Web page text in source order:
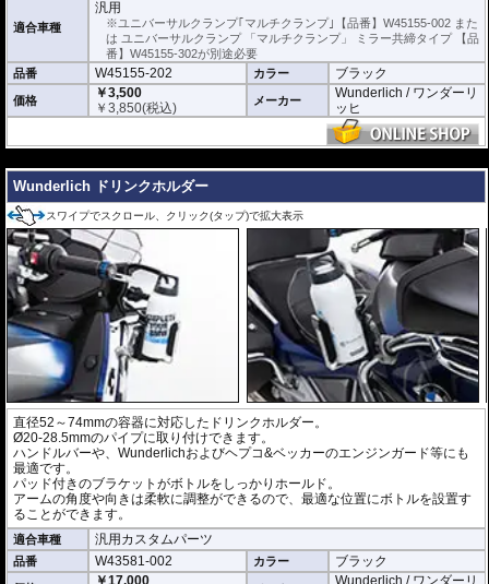
適合車種
汎用
※ユニバーサルクランプ｢マルチクランプ｣【品番】W45155-002 また
は ユニバーサルクランプ 「マルチクランプ」 ミラー共締タイプ 【品
番】W45155-302が別途必要
品番
W45155-202 カラー ブラック
価格
￥3,500
￥3,850(税込) メーカー
Wunderlich / ワンダーリ
ッヒ
Wunderlich ドリンクホルダー
スワイプでスクロール、クリック(タップ)で拡大表示
直径52～74mmの容器に対応したドリンクホルダー。
Ø20-28.5mmのパイプに取り付けできます。
ハンドルバーや、Wunderlichおよびヘプコ&ベッカーのエンジンガード等にも
最適です。
パッド付きのブラケットがボトルをしっかりホールド。
アームの角度や向きは柔軟に調整ができるので、最適な位置にボトルを設置す
ることができます。
適合車種 汎用カスタムパーツ
品番 W43581-002 カラー ブラック
￥17,000
Wunderlich / ワンダーリ